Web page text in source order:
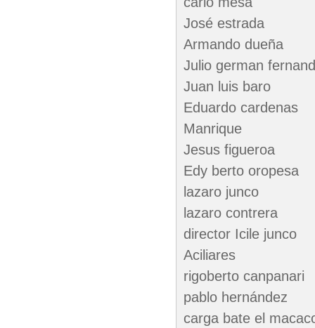
José estrada
Armando dueña
Julio german
Juan luis baro
Eduardo cardenas
Manrique
Jesus figueroa
Edy berto oropesa
lazaro junco
lazaro contrera
director Icile junco
Aciliares
rigoberto canpanari
pablo hernández
carga bate el